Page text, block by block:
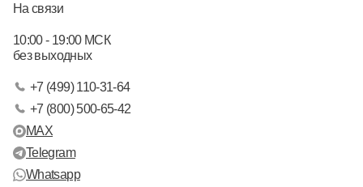
На связи
10:00 - 19:00 МСК
без выходных
+7 (499) 110-31-64
+7 (800) 500-65-42
MAX
Telegram
Whatsapp